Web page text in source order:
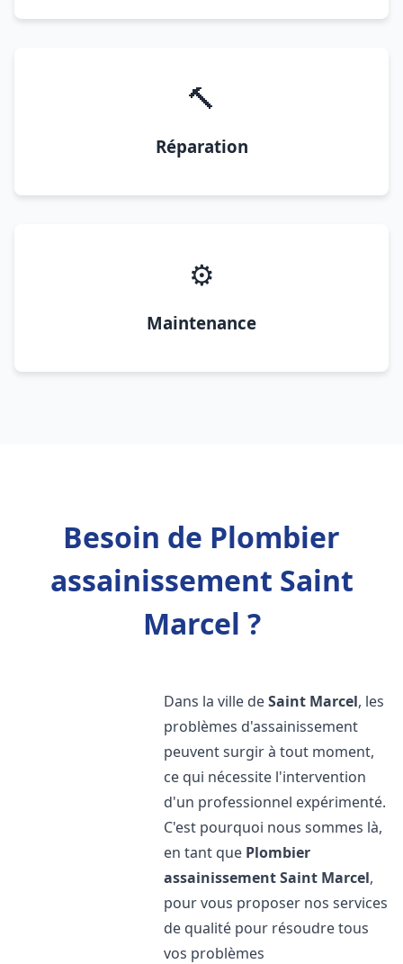
🔨
Réparation
⚙️
Maintenance
Besoin de Plombier
assainissement Saint
Marcel ?
Dans la ville deSaint Marcel, les
problèmes d'assainissement
peuvent surgir à tout moment,
ce qui nécessite l'intervention
d'un professionnel expérimenté.
C'est pourquoi nous sommes là,
en tant que Plombier
assainissementSaint Marcel,
pour vous proposer nos services
de qualité pour résoudre tous
vos problèmes